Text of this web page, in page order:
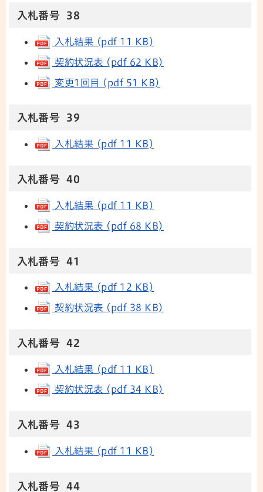
入札番号 38
入札結果 (pdf 11 KB)
契約状況表 (pdf 62 KB)
変更1回目 (pdf 51 KB)
入札番号 39
入札結果 (pdf 11 KB)
入札番号 40
入札結果 (pdf 11 KB)
契約状況表 (pdf 68 KB)
入札番号 41
入札結果 (pdf 12 KB)
契約状況表 (pdf 38 KB)
入札番号 42
入札結果 (pdf 11 KB)
契約状況表 (pdf 34 KB)
入札番号 43
入札結果 (pdf 11 KB)
入札番号 44